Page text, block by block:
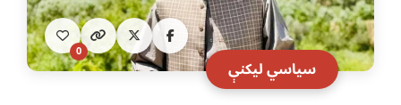
سياسي ليکنې
0